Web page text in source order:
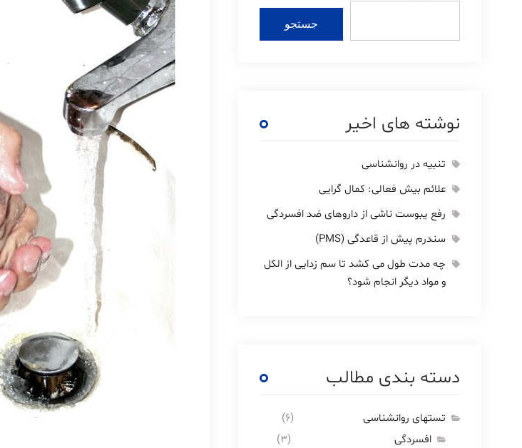
جستجو
نوشته های اخیر
تنبیه در روانشناسی
علائم بیش فعالی: کمال گرایی
رفع یبوست ناشی از داروهای ضد افسردگی
سندرم پیش از قاعدگی (PMS)
چه مدت طول می کشد تا سم زدایی از الکل
و مواد دیگر انجام شود؟
دسته بندی مطالب
تستهای روانشناسی
(۶)
افسردگی
(۳)